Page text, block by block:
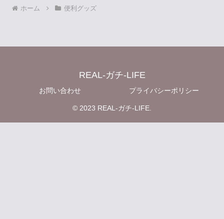
ホーム 便利グッズ
REAL-ガチ-LIFE
お問い合わせ プライバシーポリシー
© 2023 REAL-ガチ-LIFE.